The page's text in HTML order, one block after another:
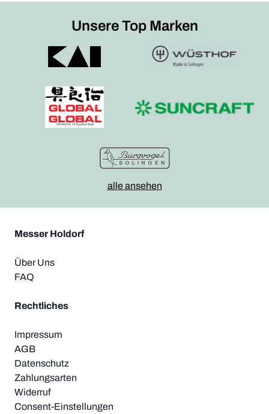
Unsere Top Marken
alle ansehen
Messer Holdorf
Über Uns
FAQ
Rechtliches
Impressum
AGB
Datenschutz
Zahlungsarten
Widerruf
Consent-Einstellungen